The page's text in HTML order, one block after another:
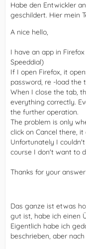
Habe den Entwickler
geschildert. Hier mein
A nice hello,
I have an app in
Speeddial)
If I open Firefox, it
password, re -load the
When I close the tab,
everything correctly.
the further operation.
The problem is only
click on Cancel there,
Unfortunately I
course I don't want to
Thanks for your answer
Das ganze ist etwas
gut ist, habe ich einen
Eigentlich habe ich
beschrieben, aber